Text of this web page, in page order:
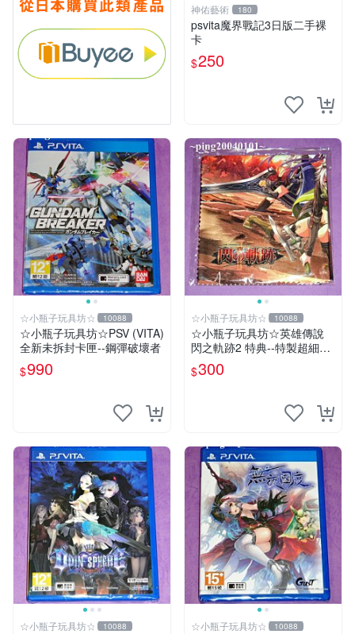
神佑藝術 180
psvita魔界戰記3日版二手裸
卡
$250
☆小瓶子玩具坊☆ 10088
☆小瓶子玩具坊☆PSV (VITA)
全新未拆封卡匣--鋼彈破壞者
$990
☆小瓶子玩具坊☆ 10088
☆小瓶子玩具坊☆英雄傳說
閃之軌跡2 特典--特製超細纖
維掛布 (無遊戲卡匣唷)
$300
☆小瓶子玩具坊☆ 10088 ☆小瓶子玩具坊☆ 10088